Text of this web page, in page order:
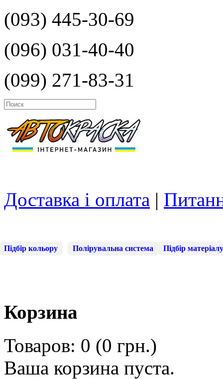
(093) 445-30-69
(096) 031-40-40
(099) 271-83-31
Доставка і оплата |
Підбір кольору Полірувальна система Підбір матеріалу
Корзина
Товаров: 0 (0 грн.)
Ваша корзина пуста.